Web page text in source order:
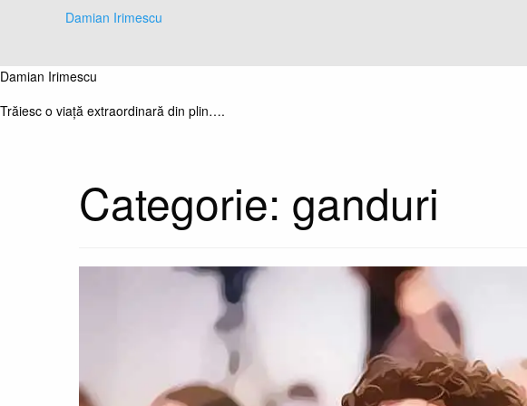
Damian Irimescu
Damian Irimescu
Trăiesc o viață extraordinară din plin….
Categorie: ganduri